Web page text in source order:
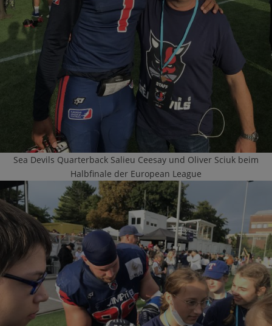
Sea Devils Quarterback Salieu Ceesay und Oliver Sciuk beim
Halbfinale der European League